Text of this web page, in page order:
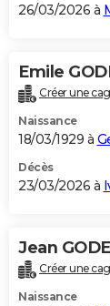
26/03/2026 à
Emile
Créer une
Naissance
18/03/1929 à
Décès
23/03/2026 à
Jean
Créer une
Naissance